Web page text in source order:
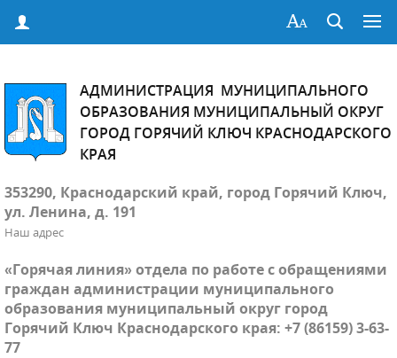
АДМИНИСТРАЦИЯ МУНИЦИПАЛЬНОГО
ОБРАЗОВАНИЯ МУНИЦИПАЛЬНЫЙ ОКРУГ
ГОРОД ГОРЯЧИЙ КЛЮЧ КРАСНОДАРСКОГО
КРАЯ
353290, Краснодарский край, город Горячий Ключ,
ул. Ленина, д. 191
Наш адрес
«Горячая линия» отдела по работе с обращениями
граждан администрации муниципального
образования муниципальный округ город
Горячий Ключ Краснодарского края: +7 (86159) 3-63-
77